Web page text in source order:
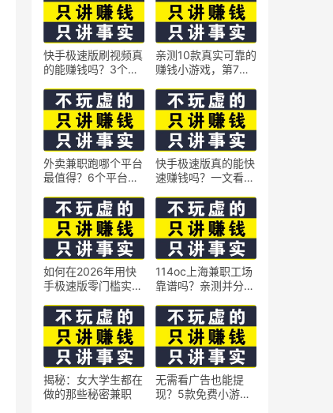
快手极速版刷视频真
的能赚钱吗？3个隐
亲测10款真实可靠的
赚钱小游戏，第7款
外卖兼职跑哪个平台
最值得？6个平台实
快手极速版真的能快
速赚钱吗？一文看懂
如何在2026年用快
手极速版零门槛实现
技巧
114oc上海兼职工场
靠谱吗？亲测并分享
揭秘：女大学生都在
做的那些秘密兼职
无需看广告也能提
现？5款免费小游戏